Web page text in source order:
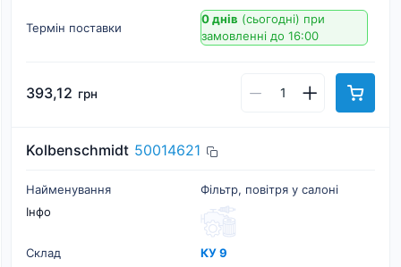
Термін поставки
0 днів (сьогодні) при
замовленні до 16:00
393,12 грн
Kolbenschmidt 50014621
Найменування
Фільтр, повітря у салоні
Інфо
Склад
КУ 9